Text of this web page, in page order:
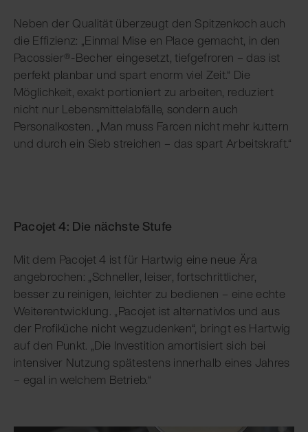
Neben der Qualität überzeugt den Spitzenkoch auch
die Effizienz: „Einmal Mise en Place gemacht, in den
Pacossier®-Becher eingesetzt, tiefgefroren – das ist
perfekt planbar und spart enorm viel Zeit.“ Die
Möglichkeit, exakt portioniert zu arbeiten, reduziert
nicht nur Lebensmittelabfälle, sondern auch
Personalkosten. „Man muss Farcen nicht mehr kuttern
und durch ein Sieb streichen – das spart Arbeitskraft.“
Pacojet 4: Die nächste Stufe
Mit dem Pacojet 4 ist für Hartwig eine neue Ära
angebrochen: „Schneller, leiser, fortschrittlicher,
besser zu reinigen, leichter zu bedienen – eine echte
Weiterentwicklung. „Pacojet ist alternativlos und aus
der Profiküche nicht wegzudenken“, bringt es Hartwig
auf den Punkt. „Die Investition amortisiert sich bei
intensiver Nutzung spätestens innerhalb eines Jahres
– egal in welchem Betrieb.“